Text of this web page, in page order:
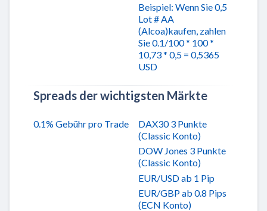
Beispiel: Wenn Sie 0,5
Lot # AA
(Alcoa)kaufen, zahlen
Sie 0.1/100 * 100 *
10,73 * 0,5 = 0,5365
USD
Spreads der wichtigsten Märkte
0.1% Gebühr pro Trade
DAX30 3 Punkte
(Classic Konto)
DOW Jones 3 Punkte
(Classic Konto)
EUR/USD ab 1 Pip
EUR/GBP ab 0.8 Pips
(ECN Konto)